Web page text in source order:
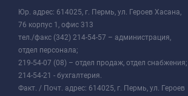
Юр. адрес: 614025, г. Пермь, ул. Героев Хасана,
76 корпус 1, офис 313
тел./факс (342) 214-54-57 – администрация,
отдел персонала;
219-54-07 (08) – отдел продаж, отдел снабжения;
214-54-21 - бухгалтерия.
Факт. / Почт. адрес: 614025, г. Пермь, ул. Героев